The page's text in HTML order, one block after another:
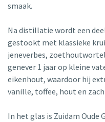
smaak.
Na distillatie wordt een
gestookt met klassieke
jeneverbes,
genever 1 jaar op kleine
eikenhout, waardoor hij
vanille, toffee, hout en
In het glas is Zuidam Oude